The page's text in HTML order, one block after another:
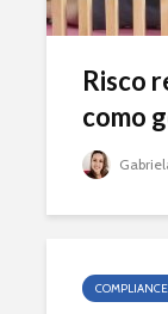
Risco
como
COMPLIANCE